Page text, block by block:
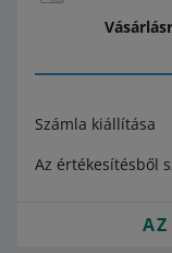
Számla kiállítása
Az értékesítésből
AZ